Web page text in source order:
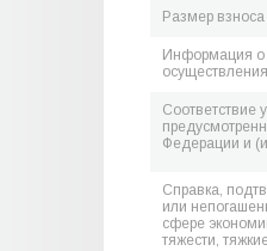
Размер
Информация о
Соответствие
Федерации и
Справка,
или
сфере
тяжести,